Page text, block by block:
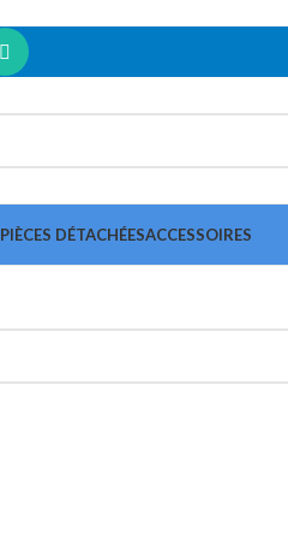
PIÈCES DÉTACHÉESACCESSOIRES